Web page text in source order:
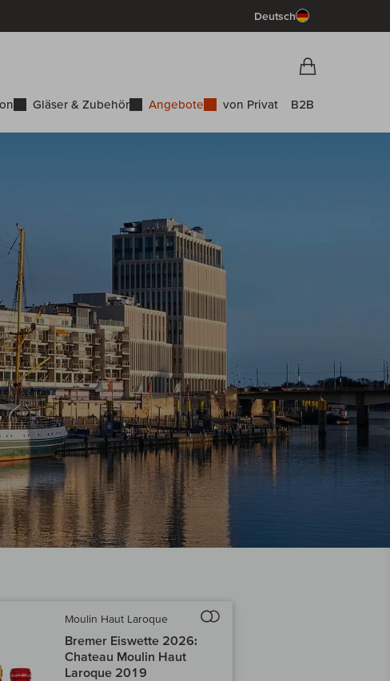
Deutsch
Gläser & Zubehör Angebote von Privat B2B
Moulin Haut Laroque
Bremer Eiswette 2026:
Chateau Moulin Haut
Laroque 2019